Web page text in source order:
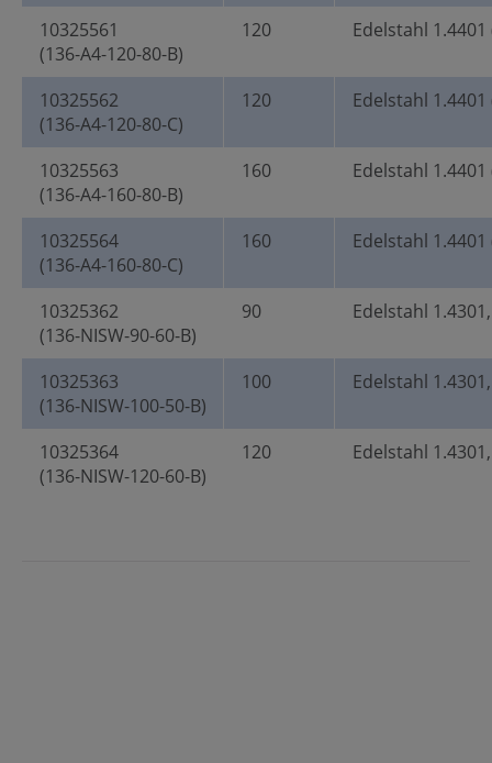
10325561
(136-A4-120-80-B)
120 Edelstahl 1.4401
10325562
(136-A4-120-80-C)
120 Edelstahl 1.4401
10325563
(136-A4-160-80-B)
160 Edelstahl 1.4401
10325564
(136-A4-160-80-C)
160 Edelstahl 1.4401
10325362
(136-NISW-90-60-B)
90 Edelstahl
10325363
(136-NISW-100-50-B)
100 Edelstahl
10325364
(136-NISW-120-60-B)
120 Edelstahl